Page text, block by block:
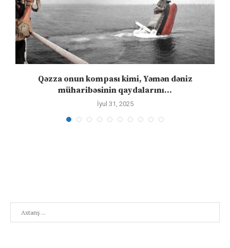
Qəzza onun kompası kimi, Yəmən dəniz
müharibəsinin qaydalarını...
İyul 31, 2025